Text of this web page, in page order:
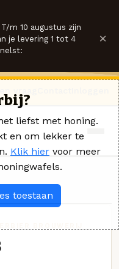
T/m 10 augustus zijn
je levering 1 tot 4
×
liefst met honing.
en om lekker te
Klik hier voor meer
toestaan